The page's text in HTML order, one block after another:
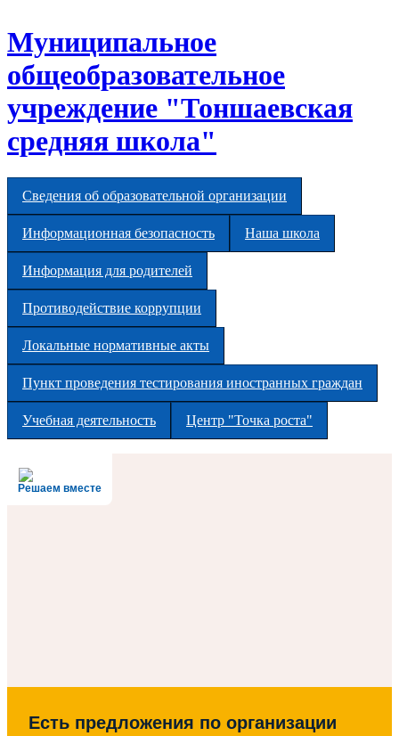
Муниципальное
общеобразовательное
учреждение "Тоншаевская
средняя школа"
Сведения об образовательной организации
Информационная безопасность Наша школа
Информация для родителей
Противодействие коррупции
Локальные нормативные акты
Пункт проведения тестирования иностранных граждан
Учебная деятельность Центр "Точка роста"
Решаем вместе
Есть предложения по организации